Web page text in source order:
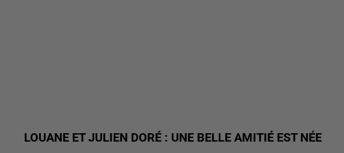
LOUANE ET JULIEN DORÉ : UNE BELLE AMITIÉ EST NÉE